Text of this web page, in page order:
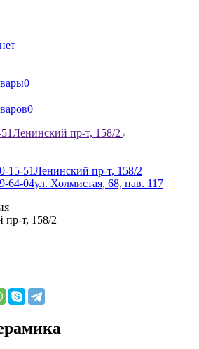
0
0
Ленинский пр-т, 158/2
15-51Ленинский пр-т, 158/2
64-04ул. Холмистая, 68, пав. 117
т, 158/2